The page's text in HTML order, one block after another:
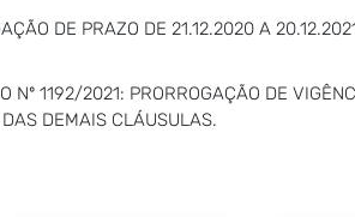
DE PRAZO DE 21.12.2020 A
Nº 1192/2021: PRORROGAÇÃO DE
DEMAIS CLÁUSULAS.